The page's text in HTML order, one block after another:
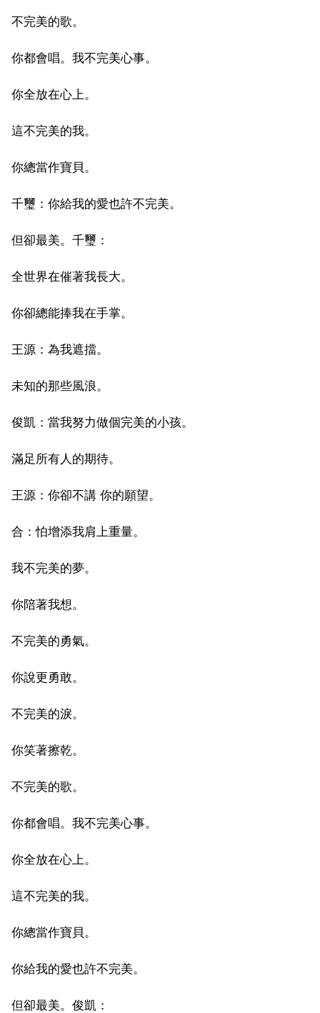
不完美的歌。
你都會唱。我不完美心事。
你全放在心上。
這不完美的我。
你總當作寶貝。
千璽：你給我的愛也許不完美。
但卻最美。千璽：
全世界在催著我長大。
你卻總能捧我在手掌。
王源：為我遮擋。
未知的那些風浪。
俊凱：當我努力做個完美的小孩。
滿足所有人的期待。
王源：你卻不講 你的願望。
合：怕增添我肩上重量。
我不完美的夢。
你陪著我想。
不完美的勇氣。
你說更勇敢。
不完美的淚。
你笑著擦乾。
不完美的歌。
你都會唱。我不完美心事。
你全放在心上。
這不完美的我。
你總當作寶貝。
你給我的愛也許不完美。
但卻最美。俊凱：